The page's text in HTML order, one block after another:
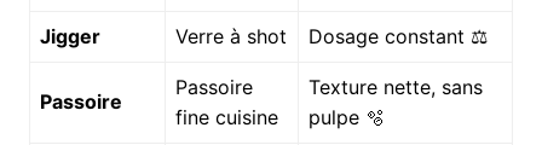
Jigger Verre à shot Dosage constant ⚖️
Passoire
Passoire
fine cuisine
Texture nette, sans
pulpe 🫧